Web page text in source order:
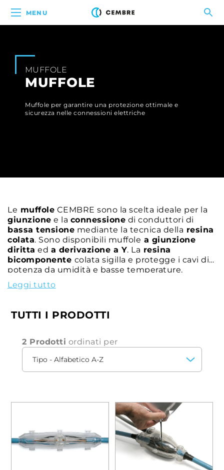
MENU
MUFFOLE
MUFFOLE
Muffole per garantire una protezione ottimale e
sicurezza nelle connessioni elettriche
Le muffole CEMBRE sono la scelta ideale per la
giunzione e la connessione di conduttori di
bassa tensione mediante la tecnica della resina
colata. Sono disponibili muffole a giunzione
diritta ed a derivazione a Y. La resina
bicomponente colata sigilla e protegge i cavi di
potenza da umidità e basse temperature.
Leggi tutto
TUTTI I PRODOTTI
2 Prodotti ordinati per